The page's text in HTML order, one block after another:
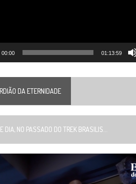
00:00 01:13:59
DA ETERNIDADE
NO PASSADO DO TREK BRASILIS...